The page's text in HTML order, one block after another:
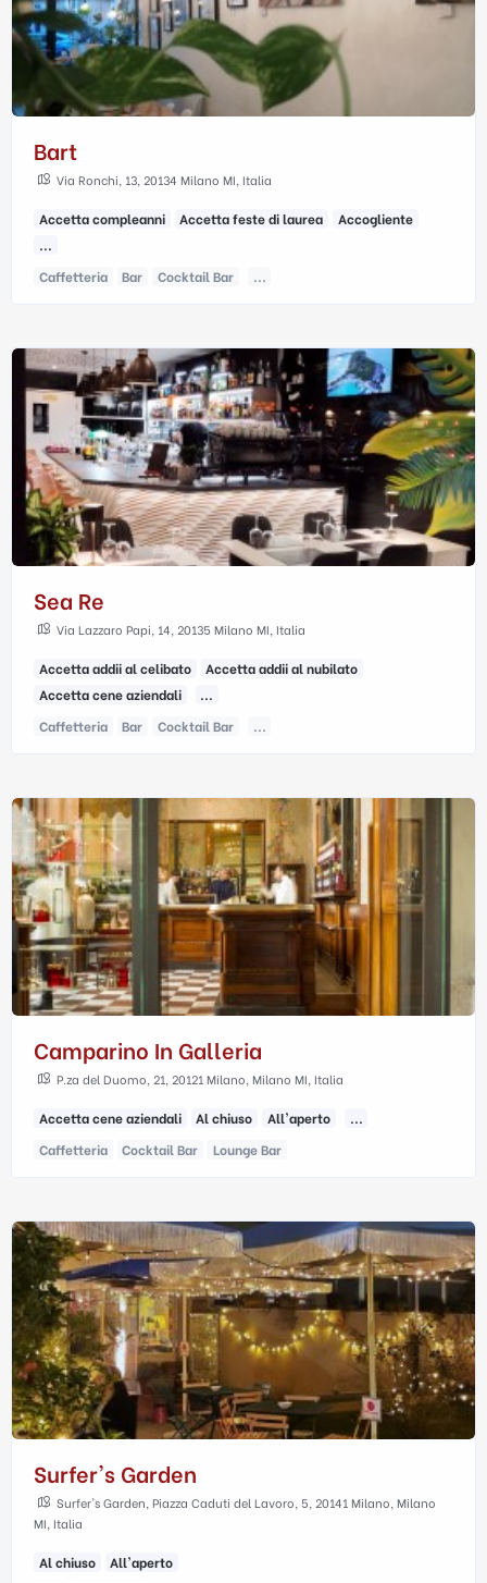
Bart
Via Ronchi, 13, 20134 Milano MI, Italia
Accetta compleanni Accetta feste di laurea
Accogliente
...
Caffetteria
Bar Cocktail Bar ...
Sea Re
Via Lazzaro Papi, 14, 20135 Milano MI, Italia
Accetta addii al celibato
Accetta addii al nubilato
Accetta cene aziendali
...
Caffetteria
Bar Cocktail Bar ...
Camparino In Galleria
P.za del Duomo, 21, 20121 Milano, Milano MI, Italia
Accetta cene aziendali Al chiuso All'aperto
...
Caffetteria
Cocktail Bar Lounge Bar
Surfer's Garden
Surfer's Garden, Piazza Caduti del Lavoro, 5, 20141 Milano, Milano
MI, Italia
Al chiuso
All'aperto